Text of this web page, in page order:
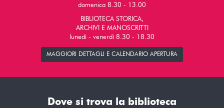
domenica 8.30 - 13.00
BIBLIOTECA STORICA,
ARCHIVI E MANOSCRITTI
lunedì - venerdì 8.30 - 18.30
MAGGIORI DETTAGLI E CALENDARIO APERTURA
Dove si trova la biblioteca